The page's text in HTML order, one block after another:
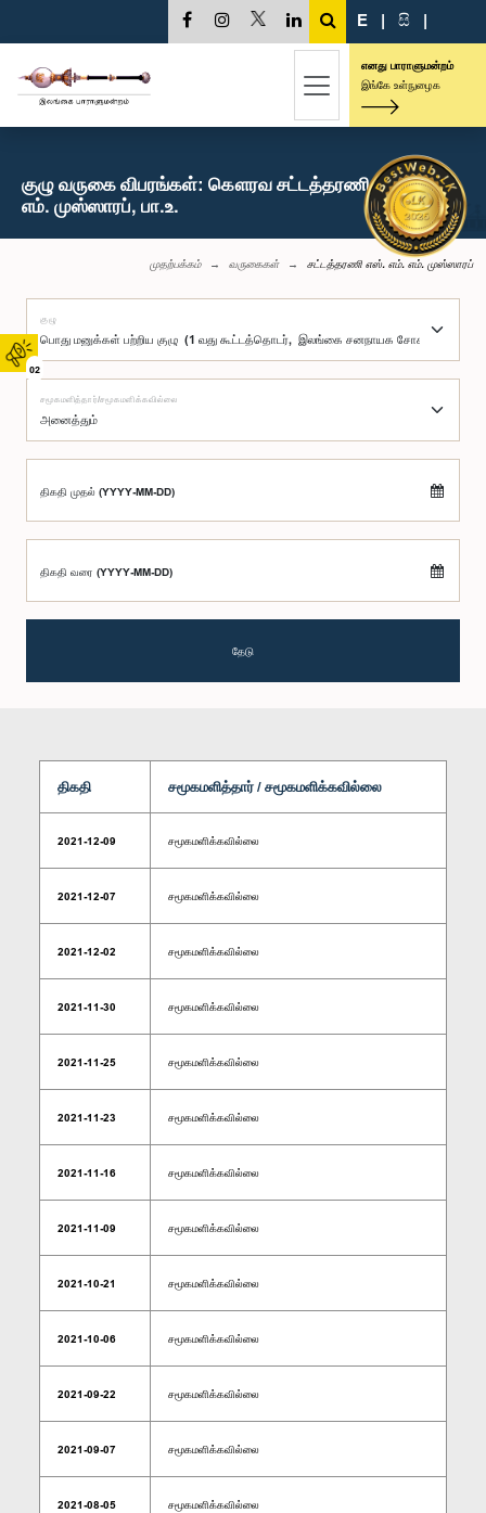
02
E | සි |
எனது பாராளுமன்றம்
இங்கே உள்நுழைக
குழு வருகை விபரங்கள்: கௌரவ சட்டத்தரணி எஸ். எம்.
எம். முஸ்ஸாரப், பா.உ.
முதற்பக்கம் வருகைகள் சட்டத்தரணி எஸ். எம். எம். முஸ்ஸாரப்
குழு
சமூகமளித்தார்/சமூகமளிக்கவில்லை
திகதி முதல் (YYYY-MM-DD)
திகதி வரை (YYYY-MM-DD)
தேடு
திகதி சமூகமளித்தார் / சமூகமளிக்கவில்லை
2021-12-09 சமூகமளிக்கவில்லை
2021-12-07 சமூகமளிக்கவில்லை
2021-12-02 சமூகமளிக்கவில்லை
2021-11-30 சமூகமளிக்கவில்லை
2021-11-25 சமூகமளிக்கவில்லை
2021-11-23 சமூகமளிக்கவில்லை
2021-11-16 சமூகமளிக்கவில்லை
2021-11-09 சமூகமளிக்கவில்லை
2021-10-21 சமூகமளிக்கவில்லை
2021-10-06 சமூகமளிக்கவில்லை
2021-09-22 சமூகமளிக்கவில்லை
2021-09-07 சமூகமளிக்கவில்லை
2021-08-05 சமூகமளிக்கவில்லை